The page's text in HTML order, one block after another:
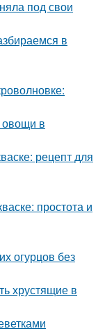
под свои
в
овощи в
рецепт для
простота и
огурцов без
хрустящие в